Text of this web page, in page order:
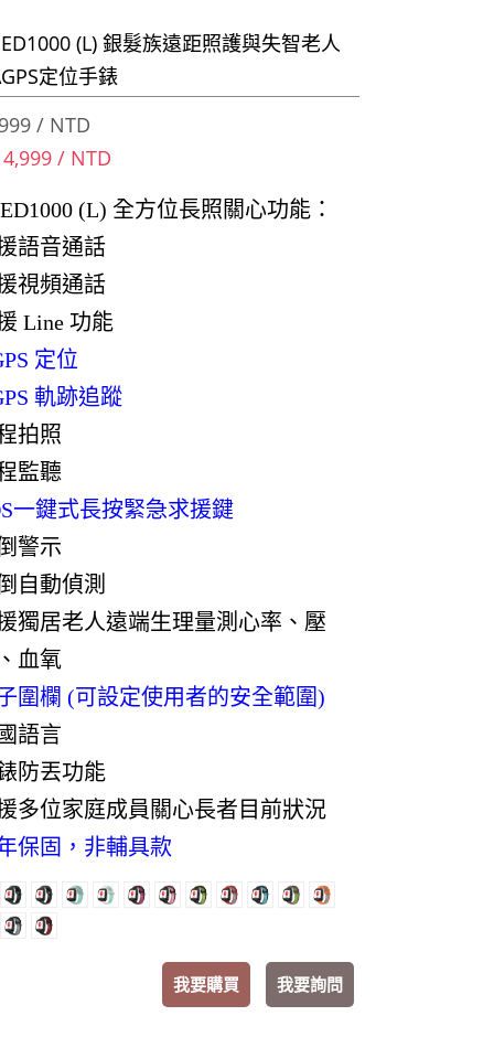
(L) 銀髮族遠距照護與失智老人
定位手錶
/ NTD
/ NTD
(L) 全方位長照關心功能：
語音通話
視頻通話
Line 功能
定位
軌跡追蹤
拍照
監聽
一鍵式長按緊急求援鍵
警示
自動偵測
獨居老人遠端生理量測心率、壓
血氧
圍欄 (可設定使用者的安全範圍)
語言
防丟功能
多位家庭成員關心長者目前狀況
保固，非輔具款
我要購買 我要詢問